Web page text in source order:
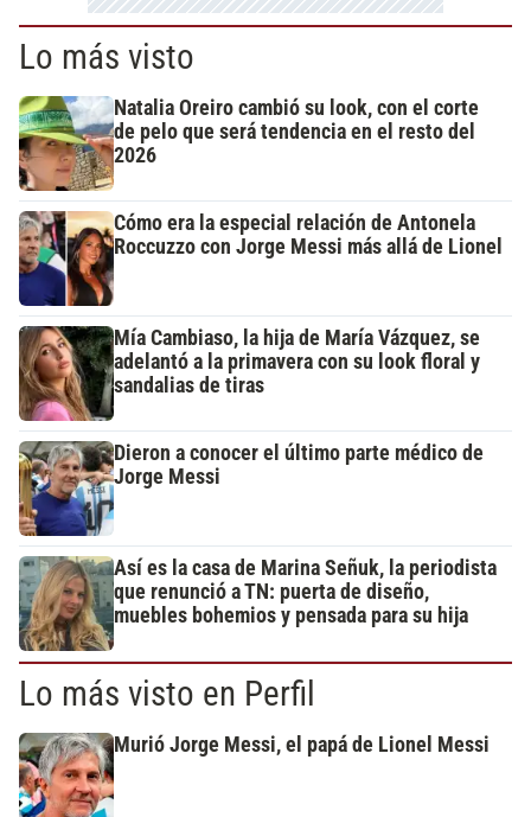
Lo más visto
Natalia Oreiro cambió su look, con el corte
de pelo que será tendencia en el resto del
2026
Cómo era la especial relación de Antonela
Roccuzzo con Jorge Messi más allá de Lionel
Mía Cambiaso, la hija de María Vázquez, se
adelantó a la primavera con su look floral y
sandalias de tiras
Dieron a conocer el último parte médico de
Jorge Messi
Así es la casa de Marina Señuk, la periodista
que renunció a TN: puerta de diseño,
muebles bohemios y pensada para su hija
Lo más visto en Perfil
Murió Jorge Messi, el papá de Lionel Messi